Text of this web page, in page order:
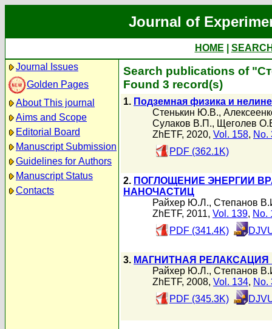
Journal of
HOME
Journal Issues
Golden Pages
About This journal
Aims and Scope
Editorial Board
Manuscript Submission
Guidelines for Authors
Manuscript Status
Contacts
Search publications of
Found 3 record(s)
1. Подземная физика и
Стенькин Ю.В.,
Сулаков В.П., Щеголев
ZhETF, 2020, Vol. 158, No.
PDF (362.1K)
2. ПОГЛОЩЕНИЕ ЭНЕРГИИ
НАНОЧАСТИЦ
Райхер Ю.Л., Степанов
ZhETF, 2011, Vol. 139, No.
PDF (341.4K)
3. МАГНИТНАЯ
Райхер Ю.Л., Степанов
ZhETF, 2008, Vol. 134, No.
PDF (345.3K)